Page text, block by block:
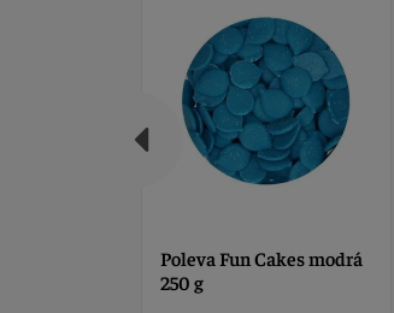
Poleva Fun Cakes zelená
250 g